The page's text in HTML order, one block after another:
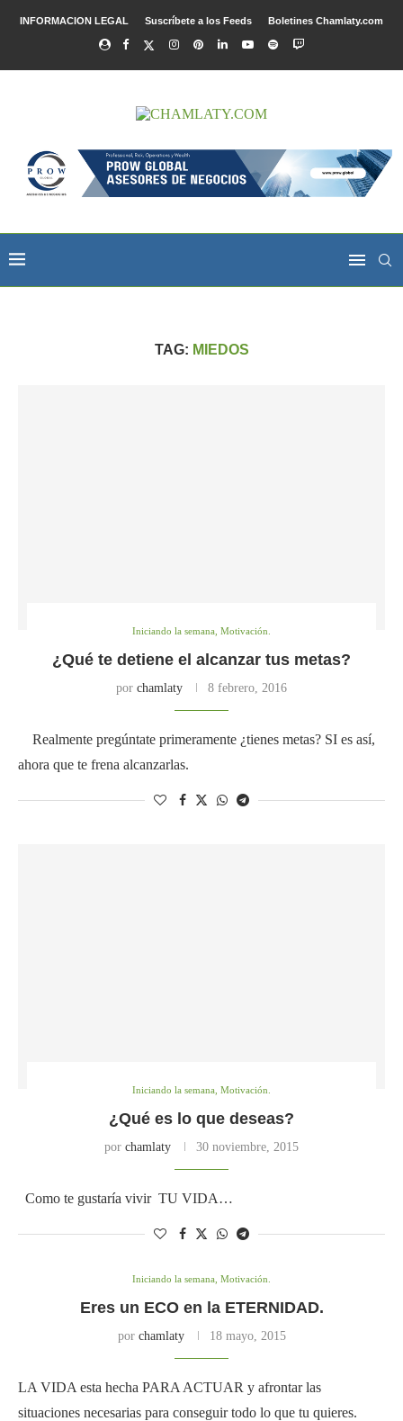
INFORMACION LEGAL Suscríbete a los Feeds Boletines Chamlaty.com
TAG: MIEDOS
Iniciando la semana, Motivación.
¿Qué te detiene el alcanzar tus metas?
por chamlaty 8 febrero, 2016
Realmente pregúntate primeramente ¿tienes metas? SI es así,
ahora que te frena alcanzarlas.
Iniciando la semana, Motivación.
¿Qué es lo que deseas?
por chamlaty 30 noviembre, 2015
Como te gustaría vivir TU VIDA…
Iniciando la semana, Motivación.
Eres un ECO en la ETERNIDAD.
por chamlaty 18 mayo, 2015
LA VIDA esta hecha PARA ACTUAR y afrontar las
situaciones necesarias para conseguir todo lo que tu quieres.